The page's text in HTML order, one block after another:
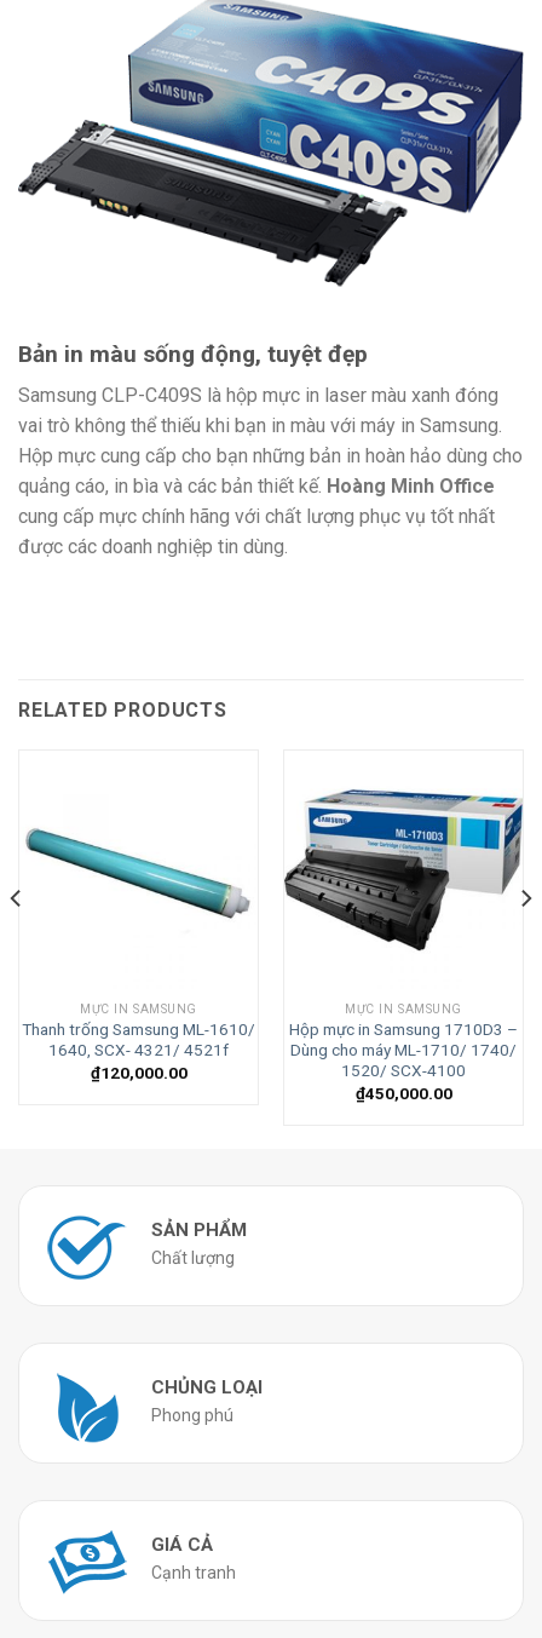
Bản in màu sống động, tuyệt đẹp
Samsung CLP-C409S là hộp mực in laser màu xanh đóng
vai trò không thể thiếu khi bạn in màu với máy in Samsung.
Hộp mực cung cấp cho bạn những bản in hoàn hảo dùng cho
quảng cáo, in bìa và các bản thiết kế. Hoàng Minh Office
cung cấp mực chính hãng với chất lượng phục vụ tốt nhất
được các doanh nghiệp tin dùng.
RELATED PRODUCTS
MỰC IN SAMSUNG
Thanh trống Samsung ML-1610/
1640, SCX- 4321/ 4521f
₫120,000.00
MỰC IN SAMSUNG
Hộp mực in Samsung 1710D3 –
Dùng cho máy ML-1710/ 1740/
1520/ SCX-4100
₫450,000.00
SẢN PHẨM
Chất lượng
CHỦNG LOẠI
Phong phú
GIÁ CẢ
Cạnh tranh